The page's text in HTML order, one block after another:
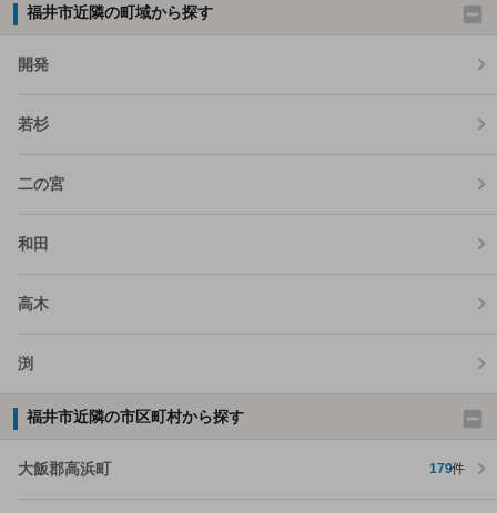
福井市近隣の町域から探す
開発
若杉
二の宮
和田
高木
渕
福井市近隣の市区町村から探す
大飯郡高浜町 179件